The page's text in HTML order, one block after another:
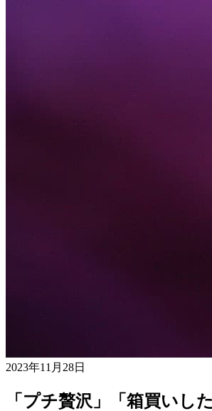
2023年11月28日
「プチ贅沢」「箱買いし